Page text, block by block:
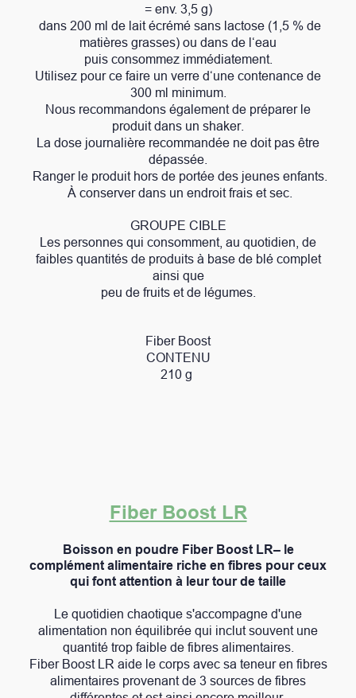
= env. 3,5 g)
dans 200 ml de lait écrémé sans lactose (1,5 % de
matières grasses) ou dans de l‘eau
puis consommez immédiatement.
Utilisez pour ce faire un verre d‘une contenance de
300 ml minimum.
Nous recommandons également de préparer le
produit dans un shaker.
La dose journalière recommandée ne doit pas être
dépassée.
Ranger le produit hors de portée des jeunes enfants.
À conserver dans un endroit frais et sec.
GROUPE CIBLE
Les personnes qui consomment, au quotidien, de
faibles quantités de produits à base de blé complet
ainsi que
peu de fruits et de légumes.
Fiber Boost
CONTENU
210 g
Fiber Boost LR
Boisson en poudre Fiber Boost LR– le
complément alimentaire riche en fibres pour ceux
qui font attention à leur tour de taille
Le quotidien chaotique s'accompagne d'une
alimentation non équilibrée qui inclut souvent une
quantité trop faible de fibres alimentaires.
Fiber Boost LR aide le corps avec sa teneur en fibres
alimentaires provenant de 3 sources de fibres